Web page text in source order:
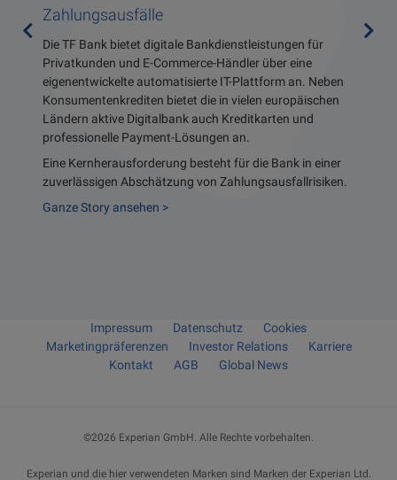
Zahlungsausfälle
Die TF Bank bietet digitale Bankdienstleistungen für
Privatkunden und E-Commerce-Händler über eine
eigenentwickelte automatisierte IT-Plattform an. Neben
Konsumentenkrediten bietet die in vielen europäischen
Ländern aktive Digitalbank auch Kreditkarten und
professionelle Payment-Lösungen an.
Eine Kernherausforderung besteht für die Bank in einer
zuverlässigen Abschätzung von Zahlungsausfallrisiken.
Ganze Story ansehen >
Impressum Datenschutz
Cookies
Marketingpräferenzen
Investor Relations
Karriere
Kontakt
AGB Global News
©2026 Experian GmbH . Alle Rechte vorbehalten.
Experian und die hier verwendeten Marken sind Marken der Experian Ltd.